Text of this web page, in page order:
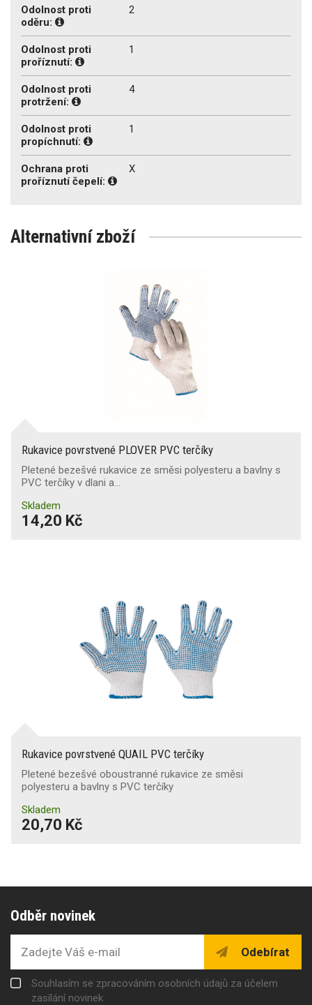
Odolnost proti
oděru:
2
Odolnost proti
proříznutí:
1
Odolnost proti
protržení:
4
Odolnost proti
propíchnutí:
1
Ochrana proti
proříznutí čepelí:
X
Alternativní zboží
Rukavice povrstvené PLOVER PVC terčíky
Pletené bezešvé rukavice ze směsi polyesteru a bavlny s
PVC terčíky v dlani a…
Skladem
14,20 Kč
Rukavice povrstvené QUAIL PVC terčíky
Pletené bezešvé oboustranné rukavice ze směsi
polyesteru a bavlny s PVC terčíky
Skladem
20,70 Kč
Odběr novinek
Odebírat
Souhlasím se zpracováním osobních údajů za účelem
zasílání novinek